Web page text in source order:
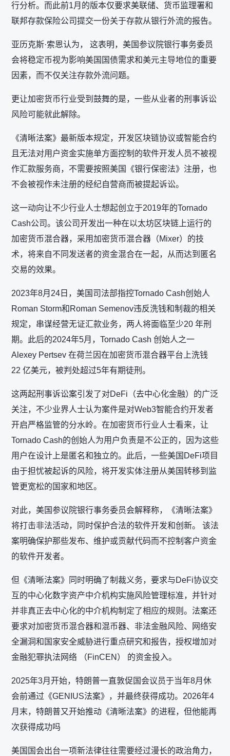
行分析。而此前1月的版本仅要求美联储、货币监理署和
联邦存款保险公司提交一份关于存款从银行外流的报告。
亚历克斯·索恩认为， 这表明，美国参议院银行事务委员
会将稳定币视为影响美国国债需求和美元主导地位的重要
因素，而不仅关注存款外流问题。
更让加密货币行业受到鼓舞的是，一些从业者的刑事诉讼
风险可能就此解除。
《清晰法案》最新版本规定，开发区块链协议或智能合约
且无法对用户资金实施单方面控制的软件开发人员不被视
作汇款服务商，不需要按照美国《银行保密法》注册，也
不会被视作未注册的经纪自营商而被提起诉讼。
这一动向让不少行业人士想起创立于2019年的Tornado
Cash公司。该公司开发出一种在以太坊区块链上运行的
加密货币混合器，采用加密货币混合器（Mixer）的技
术，将来自不同发送者的资金混合在一起，从而达到匿名
交易的效果。
2023年8月24日，美国司法部指控Tornado Cash创始人
Roman Storm和Roman Semenov违反洗钱和制裁的相关
规定，串谋经营无证汇款业务，两人将面临至少20 年刑
期。此后的2024年5月，Tornado Cash 创始人之一
Alexey Pertsev 在荷兰因在加密货币混合器平台上洗钱
22 亿美元，被判处超过5年有期徒刑。
这两起刑事诉讼案引发了对DeFi（去中心化金融）的广泛
关注，不少业界人士认为案件是对Web3智能合约开发者
开启严格监管的分水岭。在加密货币行业人士看来，让
Tornado Cash的创始人为用户负责是不公正的，因为这些
用户在设计上是匿名和独立的。此后，一些美国DeFi项目
由于担忧被起诉的风险，将开发实体注册从美国转移到监
管更宽松的国家和地区。
对此，美国参议院银行事务委员会解释称，《清晰法案》
将打击非法活动，同时保护合法的软件开发和创新。 该法
案明确保护那些发布、维护或贡献代码而不控制客户资金
的软件开发者。
但《清晰法案》同时明确了制裁义务，要求与DeFi协议交
互的中心化数字资产中介机构实施风险管理标准，并针对
并非真正去中心化的中介机构制定了相应的规则。法案还
要求对加密货币混合器和混币器、非法金融风险、网络安
全漏洞和国家安全威胁进行重点研究和报告，授权增加对
金融犯罪执法网络 （FinCEN） 的资金投入。
2025年3月开始，特朗普一直敦促国会议员于当年8月休
会前通过《GENIUS法案》，并最终获得成功。2026年4
月末，特朗普又开始推动《清晰法案》的进程，但他能再
次获得成功吗
美国国会出台一项新法律往往需要经过漫长的政治角力，